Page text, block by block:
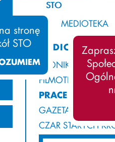
STO
stronę
STO
MEDIOTEKA
MEDIOTEKA
KRONIKA
FILMOTEKA
PRACE UCZNIÓW
GAZETA Z ROGAMI
CZAR STARYCH